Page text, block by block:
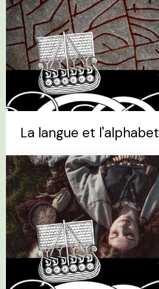
La langue et l'alphabet